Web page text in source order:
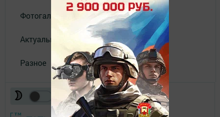
Фотогалереи
Актуальное видео
Разное